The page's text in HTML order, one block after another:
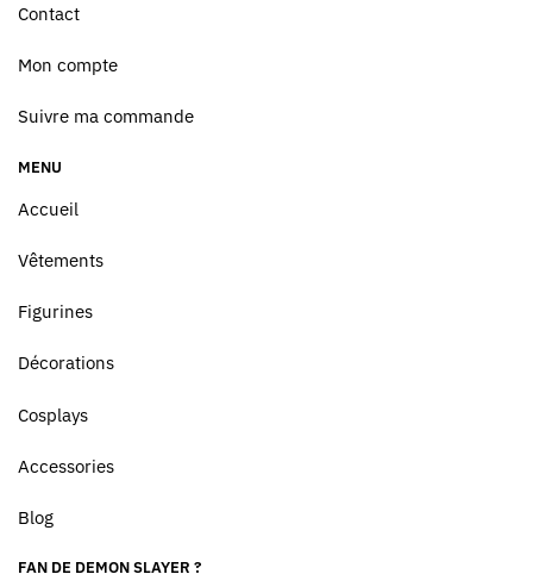
Contact
Mon compte
Suivre ma commande
MENU
Accueil
Vêtements
Figurines
Décorations
Cosplays
Accessories
Blog
FAN DE DEMON SLAYER ?